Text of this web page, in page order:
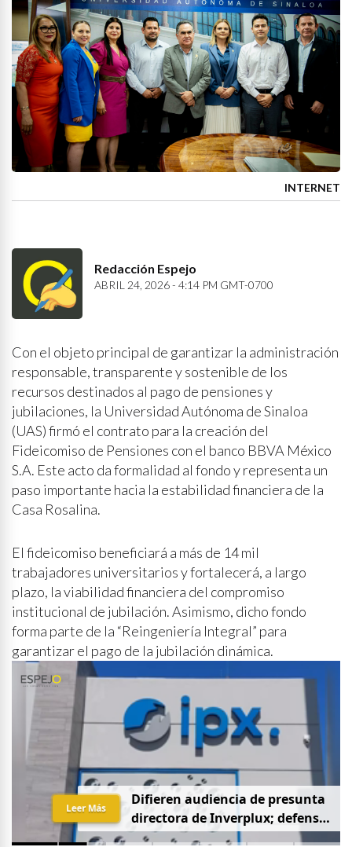
INTERNET
Redacción Espejo
ABRIL 24, 2026 - 4:14 PM GMT-0700
Con el objeto principal de garantizar la administración
responsable, transparente y sostenible de los
recursos destinados al pago de pensiones y
jubilaciones, la Universidad Autónoma de Sinaloa
(UAS) firmó el contrato para la creación del
Fideicomiso de Pensiones con el banco BBVA México
S.A. Este acto da formalidad al fondo y representa un
paso importante hacia la estabilidad financiera de la
Casa Rosalina.
El fideicomiso beneficiará a más de 14 mil
trabajadores universitarios y fortalecerá, a largo
plazo, la viabilidad financiera del compromiso
institucional de jubilación. Asimismo, dicho fondo
forma parte de la “Reingeniería Integral” para
garantizar el pago de la jubilación dinámica.
Difieren audiencia de presunta
directora deInverplux; defensa
pidequeseaprivadaysin
Leer Más